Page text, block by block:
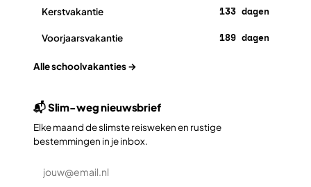
Kerstvakantie 133 dagen
Voorjaarsvakantie 189 dagen
Alle schoolvakanties →
📬 Slim-weg nieuwsbrief
Elke maand de slimste reisweken en rustige
bestemmingen in je inbox.